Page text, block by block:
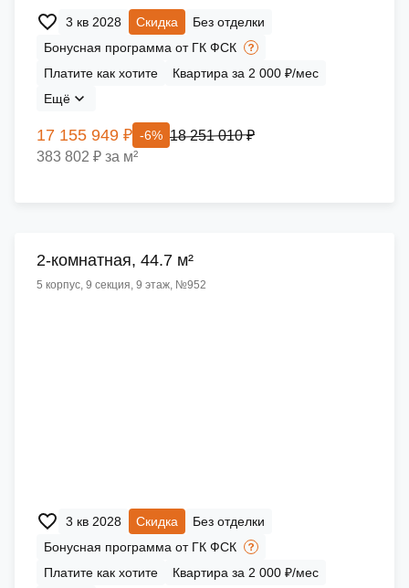
3 кв 2028 Скидка
Без отделки
Бонусная программа от ГК ФСК
Платите как хотите
Квартира за 2 000 ₽/мес
Ещё
17 155 949 ₽ -6% 18 251 010 ₽
383 802 ₽ за м²
2-комнатная, 44.7 м²
5 корпус, 9 секция, 9 этаж, №952
3 кв 2028 Скидка
Без отделки
Бонусная программа от ГК ФСК
Платите как хотите
Квартира за 2 000 ₽/мес